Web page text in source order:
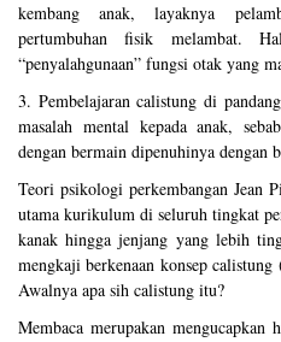
kembang anak, layaknya
pertumbuhan fisik melambat.
“penyalahgunaan” fungsi otak yang
3. Pembelajaran calistung di
masalah mental kepada anak,
dengan bermain dipenuhinya dengan
Teori psikologi perkembangan Jean
utama kurikulum di seluruh tingkat
kanak hingga jenjang yang lebih
mengkaji berkenaan konsep
Awalnya apa sih calistung itu?
Membaca merupakan